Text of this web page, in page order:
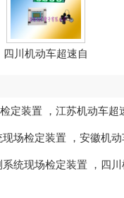
四川机动车超速自
定装置 ， 江苏机动车超
场检定装置 ， 安徽机
统现场检定装置 ， 四